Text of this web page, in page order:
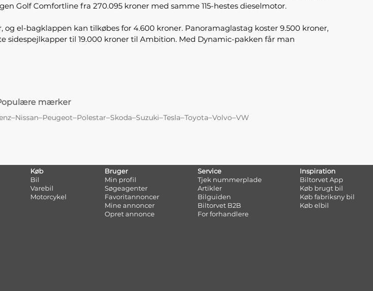
Golf Comfortline fra 270.095 kroner med samme 115-hestes dieselmotor.
el-bagklappen kan tilkøbes for 4.600 kroner. Panoramaglastag koster 9.500 kroner,
sidespejlkapper til 19.000 kroner til Ambition. Med Dynamic-pakken får man
mærker
–Nissan–Peugeot–Polestar–Skoda–Suzuki–Tesla–Toyota–Volvo–VW
Køb
Bil
Varebil
Motorcykel
Bruger
Min profil
Søgeagenter
Favoritannoncer
Mine annoncer
Opret annonce
Service
Tjek nummerplade
Artikler
Bilguiden
Biltorvet B2B
For forhandlere
Inspiration
Biltorvet App
Køb brugt bil
Køb fabriksny bil
Køb elbil